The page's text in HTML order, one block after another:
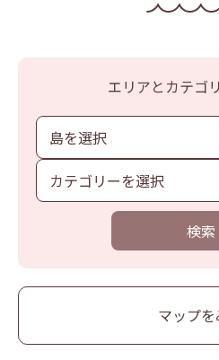
エリアとカテゴ
マップを